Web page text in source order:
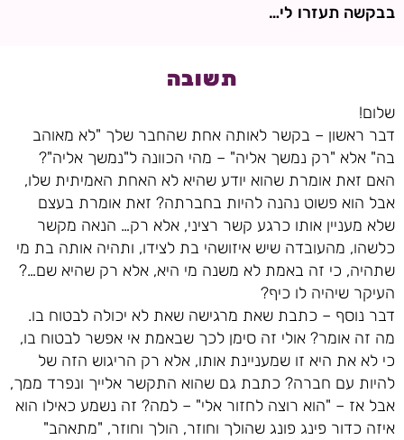
בבקשה תעזרו לי…
תשובה
שלום!
דבר ראשון – בקשר לאותה אחת שהחבר שלך "לא מאוהב
בה" אלא "רק נמשך אליה" – מהי הכוונה ל"נמשך אליה"?
האם זאת אומרת שהוא יודע שהיא לא האחת האמיתית שלו,
אבל הוא פשוט נהנה להיות בחברתה? זאת אומרת בעצם
שלא מעניין אותו כרגע קשר רציני, אלא רק… הנאה מקשר
כלשהו, מהעובדה שיש איזושהי בת לצידו, ותהיה אותה בת מי
שתהיה, כי זה באמת לא משנה מי היא, אלא רק שהיא שם…?
העיקר שיהיה לו כיף?
דבר נוסף – כתבת שאת מרגישה שאת לא יכולה לבטוח בו.
מה זה אומר? אולי זה סימן לכך שבאמת אי אפשר לבטוח בו,
כי לא את היא זו שמעניינת אותו, אלא רק הריגוש הזה של
להיות עם חברה? כתבת גם שהוא התקשר אלייך ונפרד ממך,
אבל אז – "הוא רוצה לחזור אלי" – למה? זה נשמע כאילו הוא
איזה כדור פינג פונג שהולך וחוזר, הולך וחוזר, "מתאהב"